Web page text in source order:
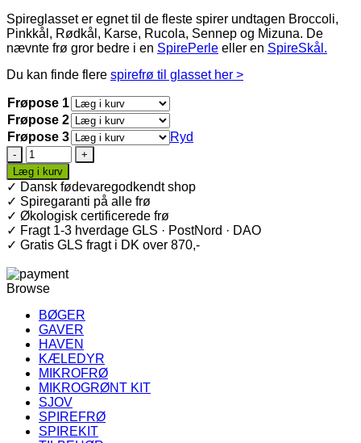
Spireglasset er egnet til de fleste spirer undtagen Broccoli,
Pinkkål, Rødkål, Karse, Rucola, Sennep og Mizuna. De
nævnte frø gror bedre i en SpirePerle eller en SpireSkål.
Du kan finde flere spirefrø til glasset her >
Frøpose 1
Frøpose 2
Frøpose 3
Ryd
Spireglas
400
ml
Kit
+
Frø
antal
Læg i kurv
✓ Dansk fødevaregodkendt shop
✓ Spiregaranti på alle frø
✓ Økologisk certificerede frø
✓ Fragt 1-3 hverdage GLS · PostNord · DAO
✓ Gratis GLS fragt i DK over 870,-
Browse
BØGER
GAVER
HAVEN
KÆLEDYR
MIKROFRØ
MIKROGRØNT KIT
SJOV
SPIREFRØ
SPIREKIT